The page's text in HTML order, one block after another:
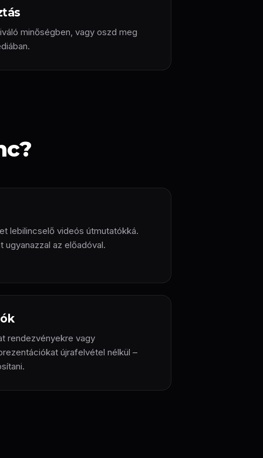
minőségben, vagy oszd meg
lebilincselő videós útmutatókká.
az előadóval.
rendezvényekre vagy
újrafelvétel nélkül –